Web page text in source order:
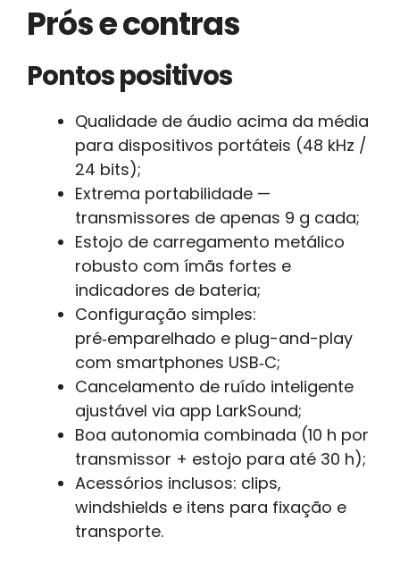
Prós e contras
Pontos positivos
Qualidade de áudio acima da média
para dispositivos portáteis (48 kHz /
24 bits);
Extrema portabilidade —
transmissores de apenas 9 g cada;
Estojo de carregamento metálico
robusto com ímãs fortes e
indicadores de bateria;
Configuração simples:
pré‑emparelhado e plug-and-play
com smartphones USB‑C;
Cancelamento de ruído inteligente
ajustável via app LarkSound;
Boa autonomia combinada (10 h por
transmissor + estojo para até 30 h);
Acessórios inclusos: clips,
windshields e itens para fixação e
transporte.